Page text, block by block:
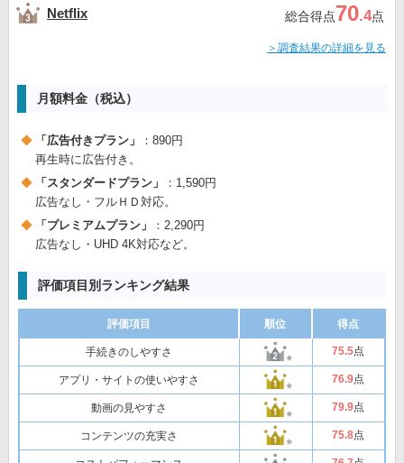
Netflix 総合得点70.4点
＞調査結果の詳細を見る
月額料金（税込）
「広告付きプラン」
：890円
再生時に広告付き。
「スタンダードプラン」
：1,590円
広告なし・フルＨＤ対応。
「プレミアムプラン」
：2,290円
広告なし・UHD 4K対応など。
評価項目別ランキング結果
評価項目 順位 得点
手続きのしやすさ 75.5点
アプリ・サイトの使いやすさ 76.9点
動画の見やすさ 79.9点
コンテンツの充実さ 75.8点